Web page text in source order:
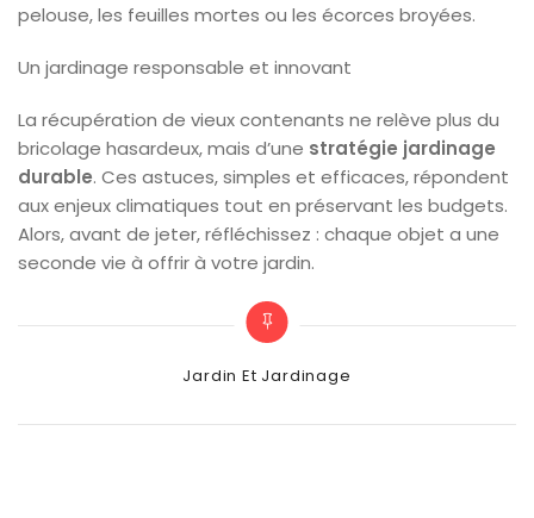
pelouse, les feuilles mortes ou les écorces broyées.
Un jardinage responsable et innovant
La récupération de vieux contenants ne relève plus du
bricolage hasardeux, mais d’une stratégie jardinage
durable. Ces astuces, simples et efficaces, répondent
aux enjeux climatiques tout en préservant les budgets.
Alors, avant de jeter, réfléchissez : chaque objet a une
seconde vie à offrir à votre jardin.
Categories
Jardin Et Jardinage